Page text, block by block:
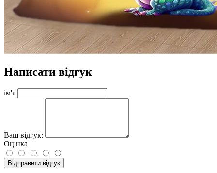
Написати відгук
ім'я
Ваш відгук:
Оцінка
Відправити відгук